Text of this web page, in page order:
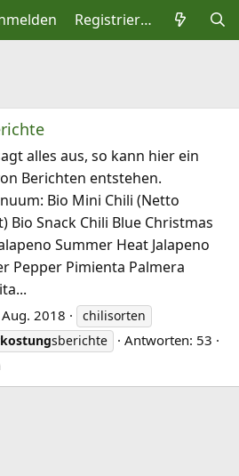
Registrieren
alles aus, so kann hier ein
Berichten entstehen.
Bio Mini Chili (Netto
Bio Snack Chili Blue Christmas
Summer Heat Jalapeno
Pepper Pimienta Palmera
2018
chilisorten
sberichte
Antworten: 53